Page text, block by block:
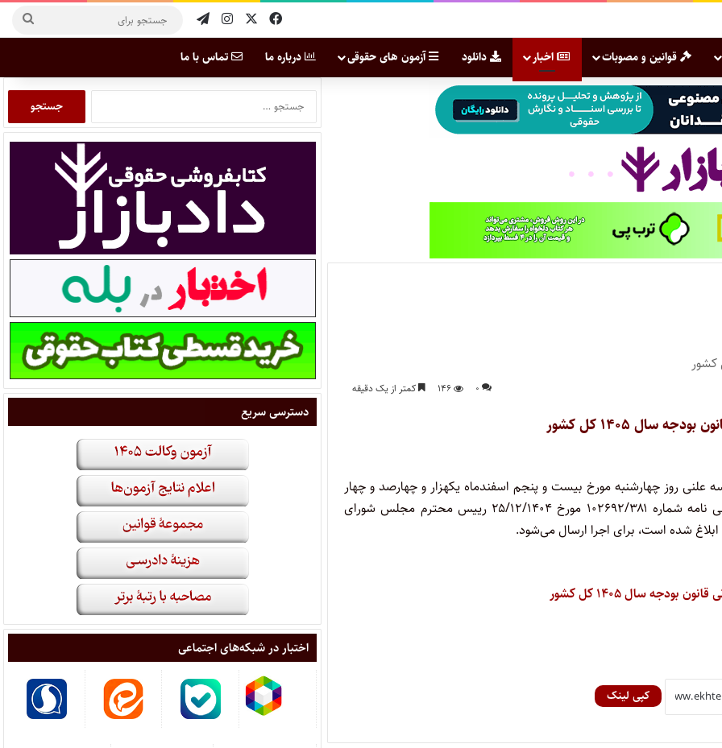
قوانین و مصوبات اخبار دانلود آزمون های حقوقی درباره ما تماس با ما
۰ ۱۴۶ کمتر از یک دقیقه
سال ۱۴۰۵ کل کشور
علنی روز چهارشنبه مورخ بیست و پنجم اسفندماه یکهزار و چهارصد و چهار
مجلس شورای اسلامی تصویب و به تأیید شورای نگهبان رسیده و طی نامه شماره ۱۰۲۶۹۲/۳۸۱ مورخ ۲۵/۱۲/۱۴۰۴ رییس محترم مجلس شورای
بودجه سال ۱۴۰۵ کل کشور
کپی لینک
دسترسی سریع
اختبار در شبکه‌های اجتماعی